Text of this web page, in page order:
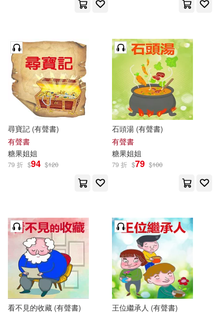
尋寶記 (有聲書)
有聲書
糖果姐姐
79 折 $94 $120
石頭湯 (有聲書)
有聲書
糖果姐姐
79 折 $79 $100
看不見的收藏 (有聲書)
王位繼承人 (有聲書)